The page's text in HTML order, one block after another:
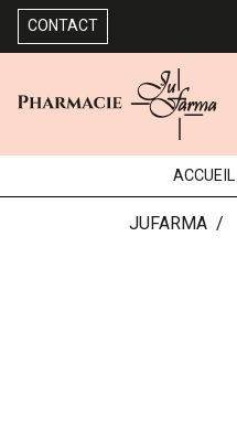
CONTACT
ACCUEIL
JUFARMA